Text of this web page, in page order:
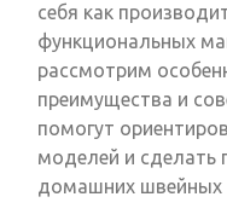
себя как
функциональных
рассмотрим
преимущества и
помогут
моделей и сделать
домашних швейных